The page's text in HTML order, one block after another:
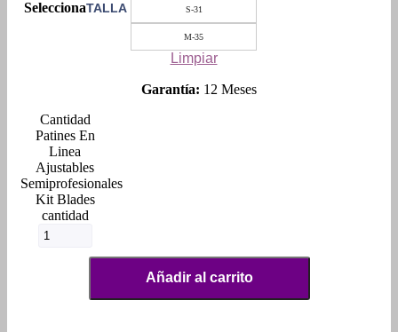
TALLA S-31
M-35
Limpiar
Garantía: 12 Meses
Patines En
Linea
Ajustables
Semiprofesionales
Kit Blades
cantidad
Añadir al carrito